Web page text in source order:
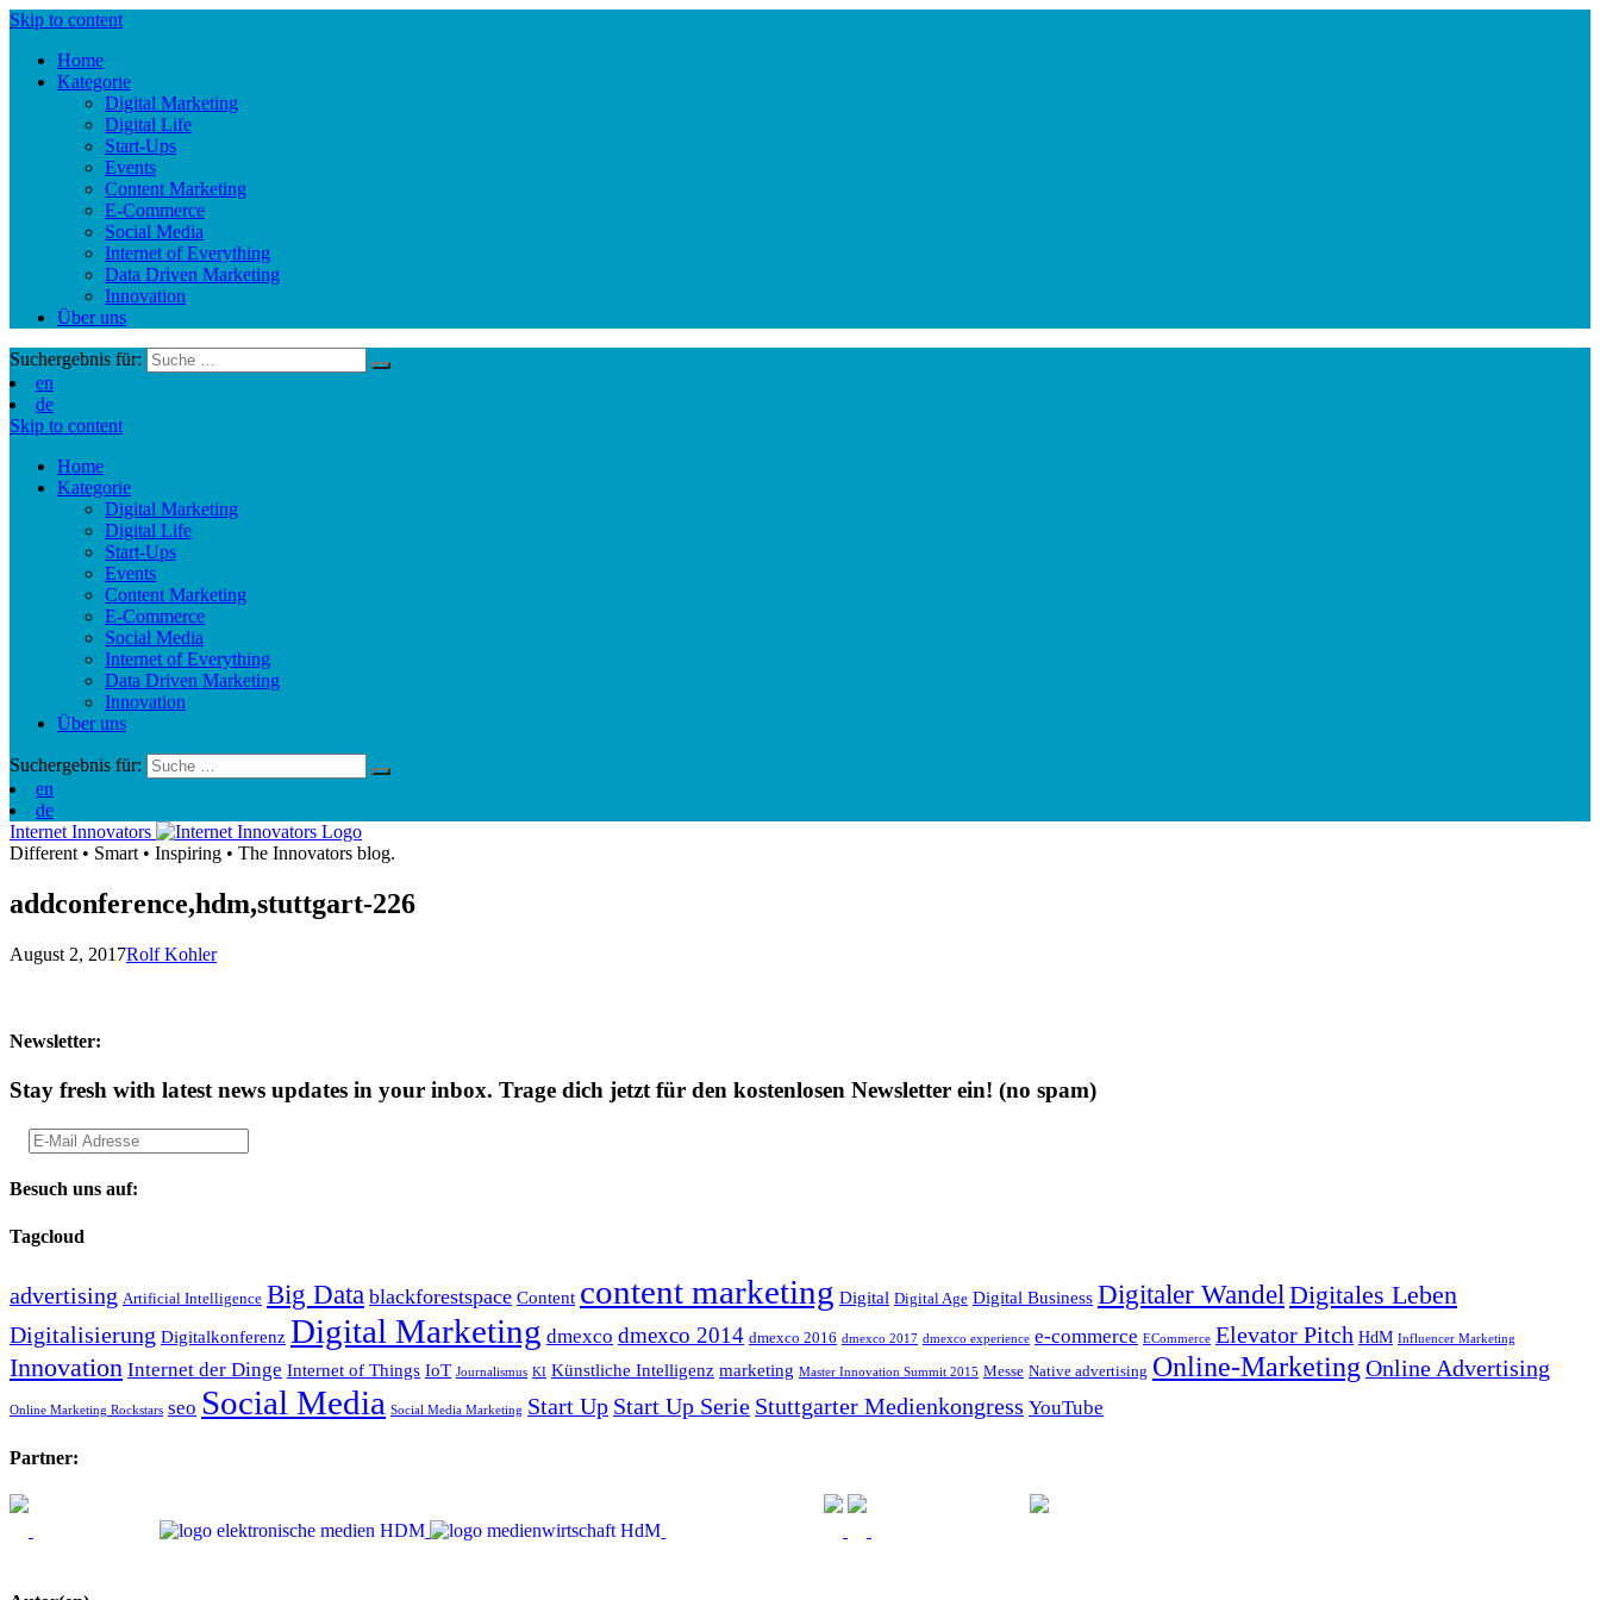
Skip to content
Home
Kategorie
Digital Marketing
Digital Life
Start-Ups
Events
Content Marketing
E-Commerce
Social Media
Internet of Everything
Data Driven Marketing
Innovation
Über uns
Suchergebnis für:
en
de
Skip to content
Home
Kategorie
Digital Marketing
Digital Life
Start-Ups
Events
Content Marketing
E-Commerce
Social Media
Internet of Everything
Data Driven Marketing
Innovation
Über uns
Suchergebnis für:
en
de
Internet Innovators
Different • Smart • Inspiring • The Innovators blog.
addconference,hdm,stuttgart-226
August 2, 2017Rolf Kohler
Newsletter:
Stay fresh with latest news updates in your inbox. Trage dich jetzt für den kostenlosen Newsletter ein! (no spam)
Besuch uns auf:
Tagcloud
advertising Artificial Intelligence Big Data blackforestspace Content content marketing Digital Digital Age Digital Business Digitaler Wandel Digitales Leben
Digitalisierung Digitalkonferenz Digital Marketing dmexco dmexco 2014 dmexco 2016 dmexco 2017 dmexco experience e-commerce ECommerce Elevator Pitch HdM Influencer Marketing
Innovation Internet der Dinge Internet of Things IoT Journalismus KI Künstliche Intelligenz marketing Master Innovation Summit 2015 Messe Native advertising Online-Marketing Online Advertising
Online Marketing Rockstars seo Social Media Social Media Marketing Start Up Start Up Serie Stuttgarter Medienkongress YouTube
Partner: